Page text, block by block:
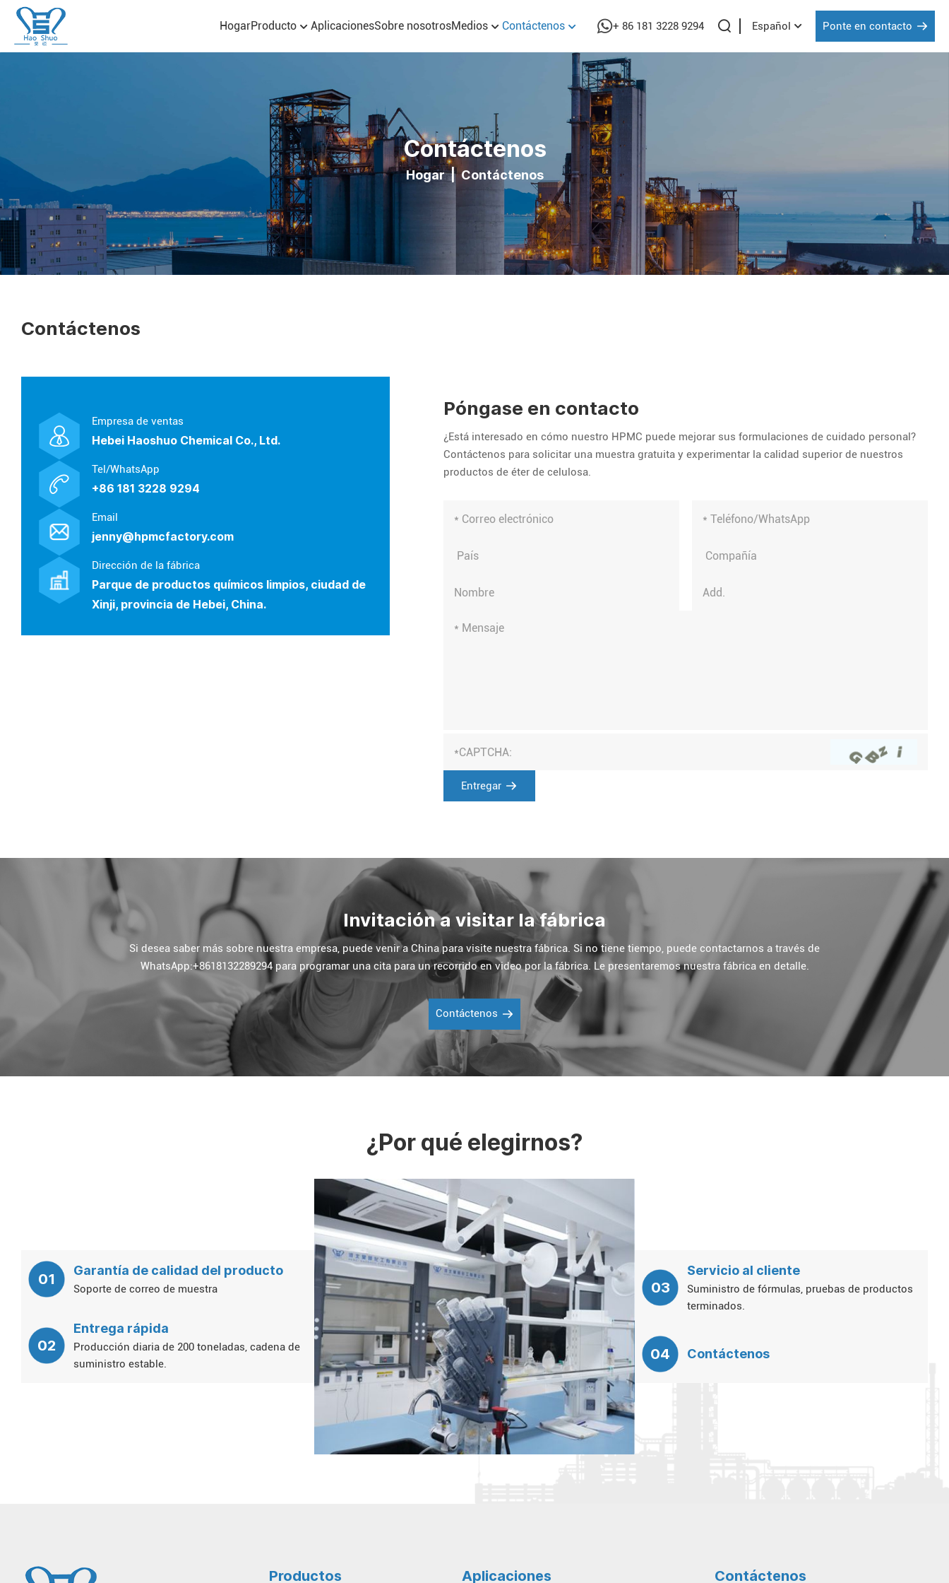
HogarProducto AplicacionesSobre nosotrosMedios Contáctenos + 86 181 3228 9294 Español Ponte en contacto
Contáctenos
Hogar|Contáctenos
Contáctenos
Empresa de ventas
Hebei Haoshuo Chemical Co., Ltd.
Tel/WhatsApp
+86 181 3228 9294
Email
jenny@hpmcfactory.com
Dirección de la fábrica
Parque de productos químicos limpios, ciudad de
Xinji, provincia de Hebei, China.
Póngase en contacto
¿Está interesado en cómo nuestro HPMC puede mejorar sus formulaciones de cuidado personal?
Contáctenos para solicitar una muestra gratuita y experimentar la calidad superior de nuestros
productos de éter de celulosa.
Entregar
Invitación a visitar la fábrica
Si desea saber más sobre nuestra empresa, puede venir a China para visite nuestra fábrica. Si no tiene tiempo, puede contactarnos a través de
WhatsApp:+8618132289294 para programar una cita para un recorrido en video por la fábrica. Le presentaremos nuestra fábrica en detalle.
Contáctenos
¿Por qué elegirnos?
01
Garantía de calidad del producto
Soporte de correo de muestra
02
Entrega rápida
Producción diaria de 200 toneladas, cadena de
suministro estable.
03
Servicio al cliente
Suministro de fórmulas, pruebas de productos
terminados.
04 Contáctenos
Productos Aplicaciones Contáctenos